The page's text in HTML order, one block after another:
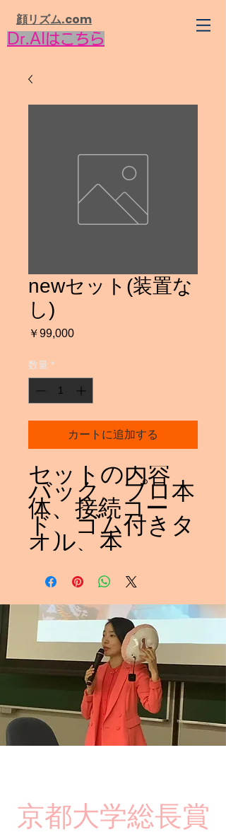
​顔リズム.com
Dr.AIはこちら
newセット(装置な
し)
￥99,000価
数量 *
カートに追加する
セットの内容
バック、プロ本
体、接続コー
ド、ゴム付きタ
オル、本
​京都大学総長賞